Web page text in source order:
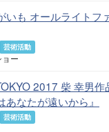
いも オールライトフ
芸術活動
ー
2017 柴 幸男作
あなたが遠いから』
芸術活動